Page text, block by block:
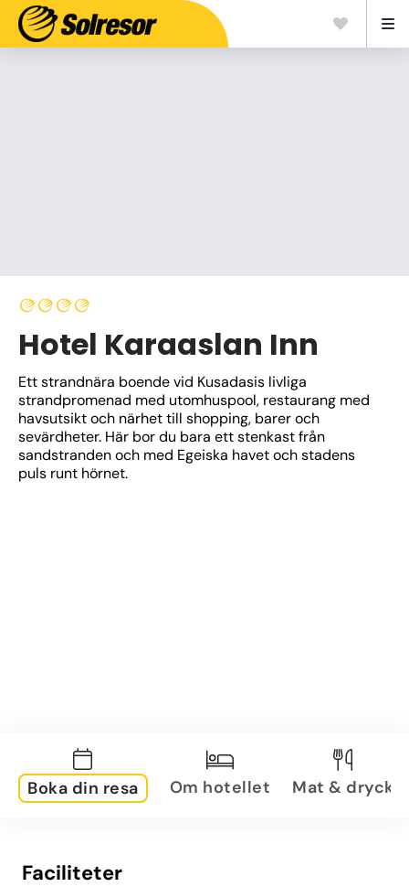
Hotel Karaaslan Inn
Ett strandnära boende vid Kusadasis livliga
strandpromenad med utomhuspool, restaurang med
havsutsikt och närhet till shopping, barer och
sevärdheter. Här bor du bara ett stenkast från
sandstranden och med Egeiska havet och stadens
puls runt hörnet.
Boka din resa Om hotellet Mat & dryck
Faciliteter